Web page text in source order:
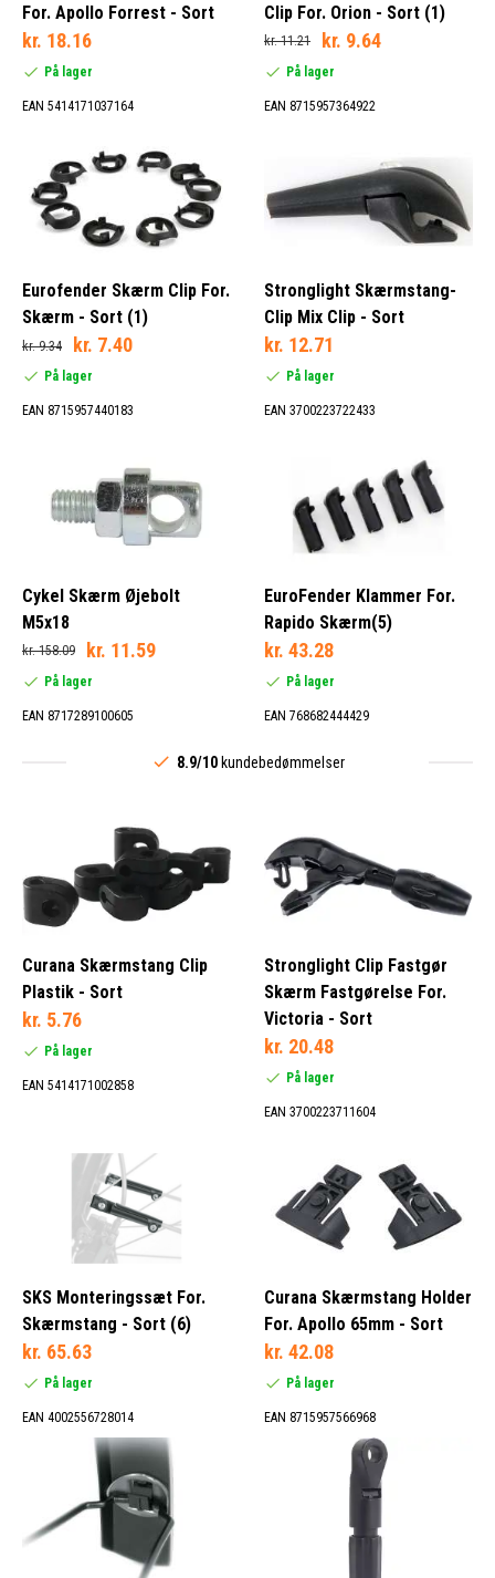
For. Apollo Forrest - Sort
kr. 18.16
På lager
EAN 5414171037164
Clip For. Orion - Sort (1)
kr. 11.21 kr. 9.64
På lager
EAN 8715957364922
Eurofender Skærm Clip For.
Skærm - Sort (1)
kr. 9.34 kr. 7.40
På lager
EAN 8715957440183
Stronglight Skærmstang-
Clip Mix Clip - Sort
kr. 12.71
På lager
EAN 3700223722433
Cykel Skærm Øjebolt
M5x18
kr. 158.09 kr. 11.59
På lager
EAN 8717289100605
EuroFender Klammer For.
Rapido Skærm(5)
kr. 43.28
På lager
EAN 768682444429
8.9/10kundebedømmelser
Curana Skærmstang Clip
Plastik - Sort
kr. 5.76
På lager
EAN 5414171002858
Stronglight Clip Fastgør
Skærm Fastgørelse For.
Victoria - Sort
kr. 20.48
På lager
EAN 3700223711604
SKS Monteringssæt For.
Skærmstang - Sort (6)
kr. 65.63
På lager
EAN 4002556728014
Curana Skærmstang Holder
For. Apollo 65mm - Sort
kr. 42.08
På lager
EAN 8715957566968